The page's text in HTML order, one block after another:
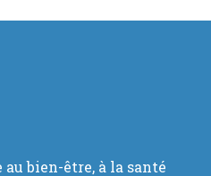
bien-être, à la santé